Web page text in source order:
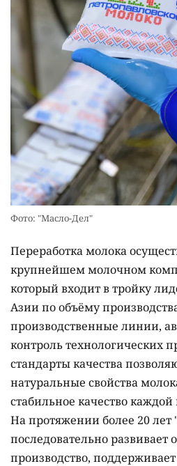
Фото: "Масло-Дел"
Переработка молока
крупнейшем молочном
который входит в тройку
Азии по объёму
производственные линии,
контроль технологических
стандарты качества
натуральные свойства
стабильное качество
На протяжении более 20
последовательно развивает
производство,